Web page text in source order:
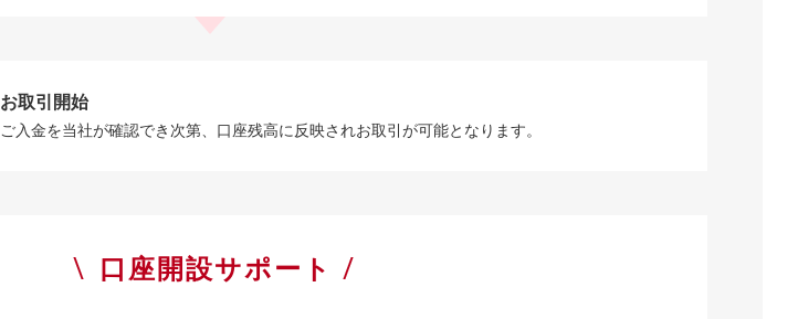
お取引開始
ご入金を当社が確認でき次第、口座残高に反映されお取引が可能となります。
口座開設サポート